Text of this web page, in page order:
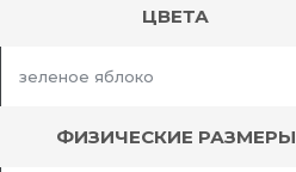
ЦВЕТА
зеленое яблоко
ФИЗИЧЕСКИЕ РАЗМЕРЫ